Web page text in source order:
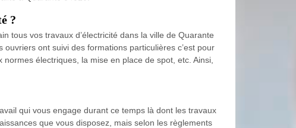
?
tous vos travaux d’électricité dans la ville de Quarante
ont suivi des formations particulières c’est pour
électriques, la mise en place de spot, etc. Ainsi,
qui vous engage durant ce temps là dont les travaux
que vous disposez, mais selon les règlements